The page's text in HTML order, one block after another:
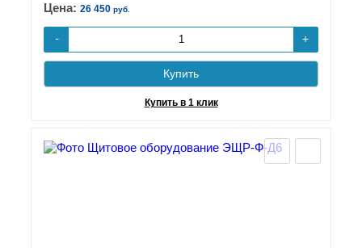
Цена: 26 450 руб.
- +
Купить
Купить в 1 клик